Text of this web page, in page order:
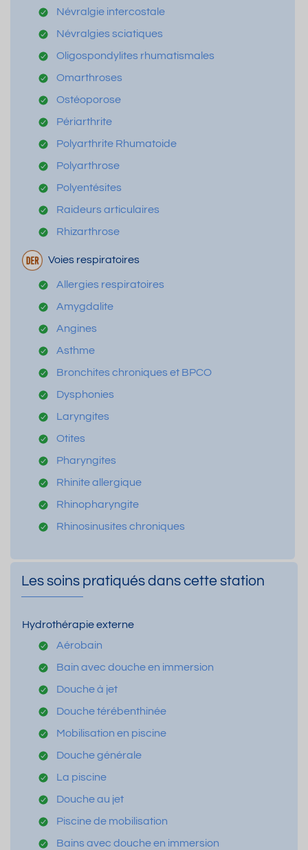
Névralgie intercostale
Névralgies sciatiques
Oligospondylites rhumatismales
Omarthroses
Ostéoporose
Périarthrite
Polyarthrite Rhumatoide
Polyarthrose
Polyentésites
Raideurs articulaires
Rhizarthrose
Voies respiratoires
Allergies respiratoires
Amygdalite
Angines
Asthme
Bronchites chroniques et BPCO
Dysphonies
Laryngites
Otites
Pharyngites
Rhinite allergique
Rhinopharyngite
Rhinosinusites chroniques
Les soins pratiqués dans cette station
Hydrothérapie externe
Aérobain
Bain avec douche en immersion
Douche à jet
Douche térébenthinée
Mobilisation en piscine
Douche générale
La piscine
Douche au jet
Piscine de mobilisation
Bains avec douche en immersion